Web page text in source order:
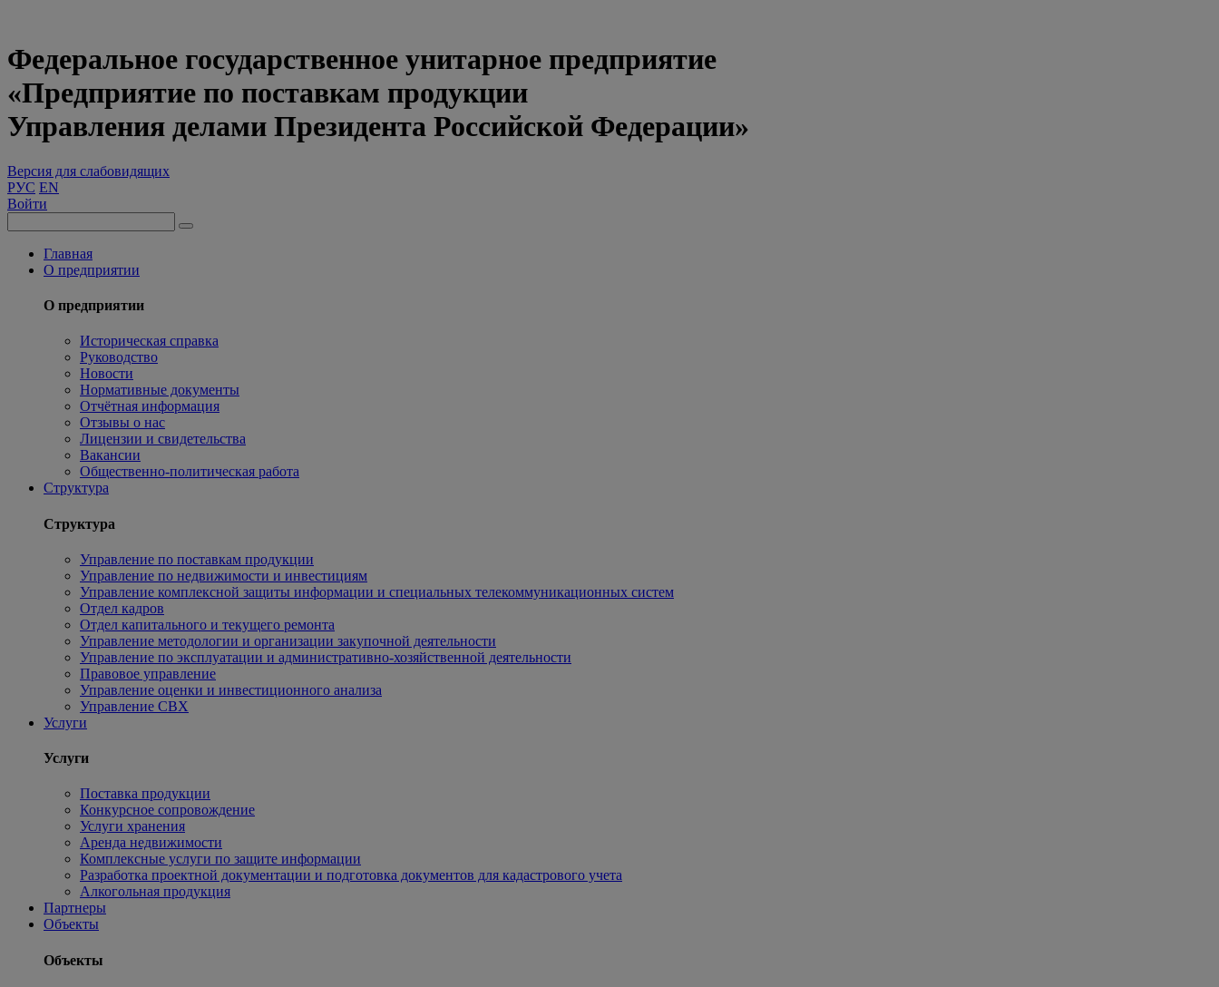
Федеральное государственное унитарное предприятие
«Предприятие по поставкам продукции
Управления делами Президента Российской Федерации»
Версия для слабовидящих
РУС EN
Войти
Главная
О предприятии
О предприятии
Историческая справка
Руководство
Новости
Нормативные документы
Отчётная информация
Отзывы о нас
Лицензии и свидетельства
Вакансии
Общественно-политическая работа
Структура
Структура
Управление по поставкам продукции
Управление по недвижимости и инвестициям
Управление комплексной защиты информации и специальных телекоммуникационных систем
Отдел кадров
Отдел капитального и текущего ремонта
Управление методологии и организации закупочной деятельности
Управление по эксплуатации и административно-хозяйственной деятельности
Правовое управление
Управление оценки и инвестиционного анализа
Управление СВХ
Услуги
Услуги
Поставка продукции
Конкурсное сопровождение
Услуги хранения
Аренда недвижимости
Комплексные услуги по защите информации
Разработка проектной документации и подготовка документов для кадастрового учета
Алкогольная продукция
Партнеры
Объекты
Объекты